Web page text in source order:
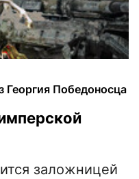
Победоносца
заложницей